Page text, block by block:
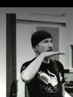
Home News